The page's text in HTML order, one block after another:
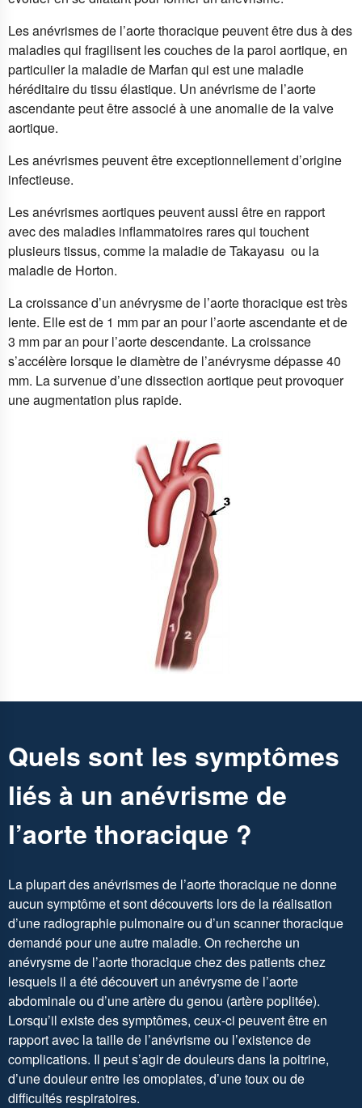
Les anévrismes de l’aorte thoracique peuvent être dus à des
maladies qui fragilisent les couches de la paroi aortique, en
particulier la maladie de Marfan qui est une maladie
héréditaire du tissu élastique. Un anévrisme de l’aorte
ascendante peut être associé à une anomalie de la valve
aortique.
Les anévrismes peuvent être exceptionnellement d’origine
infectieuse.
Les anévrismes aortiques peuvent aussi être en rapport
avec des maladies inflammatoires rares qui touchent
plusieurs tissus, comme la maladie de Takayasu ou la
maladie de Horton.
La croissance d’un anévrysme de l’aorte thoracique est très
lente. Elle est de 1 mm par an pour l’aorte ascendante et de
3 mm par an pour l’aorte descendante. La croissance
s’accélère lorsque le diamètre de l’anévrysme dépasse 40
mm. La survenue d’une dissection aortique peut provoquer
une augmentation plus rapide.
Quels sont les symptômes
liés à un anévrisme de
l’aorte thoracique ?
La plupart des anévrismes de l’aorte thoracique ne donne
aucun symptôme et sont découverts lors de la réalisation
d’une radiographie pulmonaire ou d’un scanner thoracique
demandé pour une autre maladie. On recherche un
anévrysme de l’aorte thoracique chez des patients chez
lesquels il a été découvert un anévrysme de l’aorte
abdominale ou d’une artère du genou (artère poplitée).
Lorsqu’il existe des symptômes, ceux-ci peuvent être en
rapport avec la taille de l’anévrisme ou l’existence de
complications. Il peut s’agir de douleurs dans la poitrine,
d’une douleur entre les omoplates, d’une toux ou de
difficultés respiratoires.